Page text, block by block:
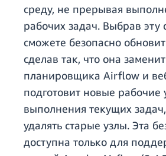
среду, не прерывая
рабочих задач. Выбрав
сможете безопасно
сделав так, что она
планировщика Airflow и
подготовит новые рабочие
выполнения текущих
удалять старые узлы. Эта
доступна только для